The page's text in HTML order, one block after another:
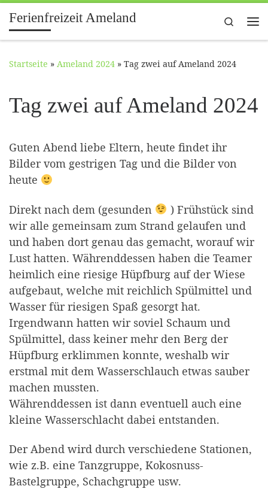
Zum Inhalt springen
Ferienfreizeit Ameland
Search
Startseite » Ameland 2024 » Tag zwei auf Ameland 2024
Tag zwei auf Ameland 2024
Guten Abend liebe Eltern, heute findet ihr
Bilder vom gestrigen Tag und die Bilder von
heute
Direkt nach dem (gesunden
) Frühstück sind
wir alle gemeinsam zum Strand gelaufen und
und haben dort genau das gemacht, worauf wir
Lust hatten. Währenddessen haben die Teamer
heimlich eine riesige Hüpfburg auf der Wiese
aufgebaut, welche mit reichlich Spülmittel und
Wasser für riesigen Spaß gesorgt hat.
Irgendwann hatten wir soviel Schaum und
Spülmittel, dass keiner mehr den Berg der
Hüpfburg erklimmen konnte, weshalb wir
erstmal mit dem Wasserschlauch etwas sauber
machen mussten.
Währenddessen ist dann eventuell auch eine
kleine Wasserschlacht dabei entstanden.
Der Abend wird durch verschiedene Stationen,
wie z.B. eine Tanzgruppe, Kokosnuss-
Bastelgruppe, Schachgruppe usw.